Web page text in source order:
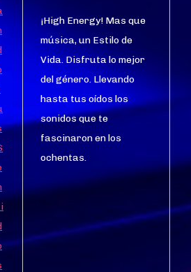
¡High Energy! Mas que
música, un Estilo de
Vida. Disfruta lo mejor
del género. Llevando
hasta tus oídos los
sonidos que te
fascinaron en los
ochentas.